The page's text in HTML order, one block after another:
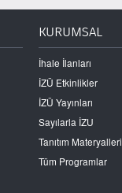
KURUMSAL
İhale İlanları
İZÜ Etkinlikler
İZÜ Yayınları
Sayılarla İZU
Tanıtım Materyalleri
Tüm Programlar